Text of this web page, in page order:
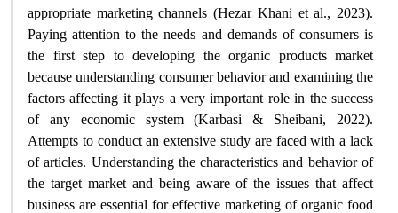
appropriate marketing channels (Hezar Khani et al., 2023).
Paying attention to the needs and demands of consumers is
the first step to developing the organic products market
because understanding consumer behavior and examining the
factors affecting it plays a very important role in the success
of any economic system (Karbasi & Sheibani, 2022).
Attempts to conduct an extensive study are faced with a lack
of articles. Understanding the characteristics and behavior of
the target market and being aware of the issues that affect
business are essential for effective marketing of organic food